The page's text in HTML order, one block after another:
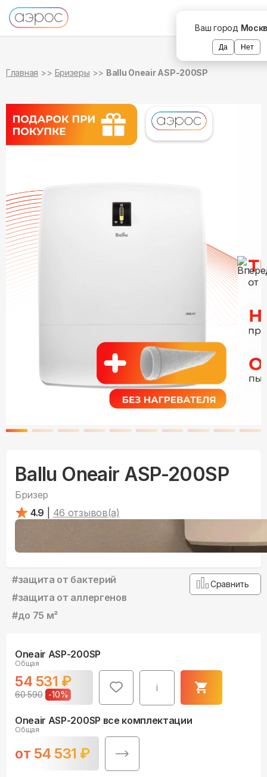
Ваш город
Да Нет
Главная Бризеры Ballu Oneair ASP-200SP
Ballu Oneair ASP-200SP
Бризер
4.9
46 отзывов(а)
#защита от бактерий
#защита от аллергенов
#до 75 м²
Сравнить
Oneair ASP-200SP
Общая
54 531 ₽
60 590 -10%
i
в наличии
Oneair ASP-200SP все комплектации
Общая
от 54 531 ₽
в наличии